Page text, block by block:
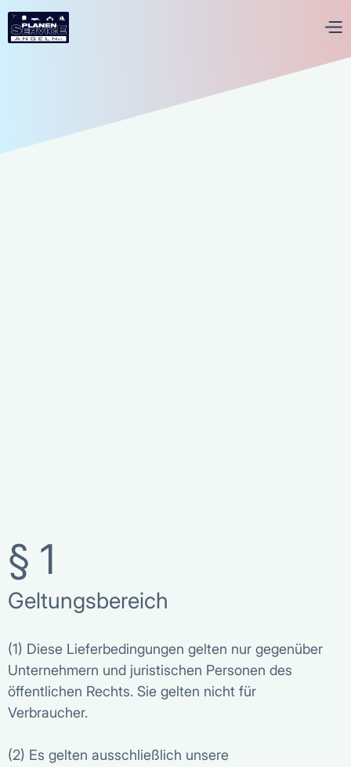
§ 1
Geltungsbereich
(1) Diese Lieferbedingungen gelten nur gegenüber
Unternehmern und juristischen Personen des
öffentlichen Rechts. Sie gelten nicht für
Verbraucher.
(2) Es gelten ausschließlich unsere